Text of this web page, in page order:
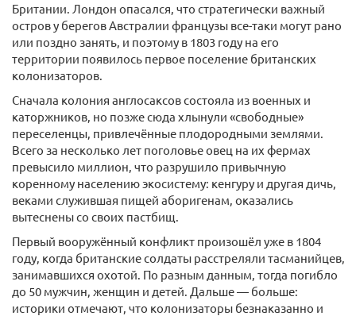
Британии. Лондон опасался, что стратегически важный
остров у берегов Австралии французы все-таки могут рано
или поздно занять, и поэтому в 1803 году на его
территории появилось первое поселение британских
колонизаторов.
Сначала колония англосаксов состояла из военных и
каторжников, но позже сюда хлынули «свободные»
переселенцы, привлечённые плодородными землями.
Всего за несколько лет поголовье овец на их фермах
превысило миллион, что разрушило привычную
коренному населению экосистему: кенгуру и другая дичь,
веками служившая пищей аборигенам, оказались
вытеснены со своих пастбищ.
Первый вооружённый конфликт произошёл уже в 1804
году, когда британские солдаты расстреляли тасманийцев,
занимавшихся охотой. По разным данным, тогда погибло
до 50 мужчин, женщин и детей. Дальше — больше:
историки отмечают, что колонизаторы безнаказанно и